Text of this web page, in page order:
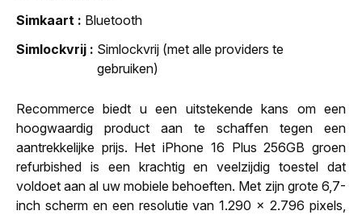
Simkaart
Bluetooth
Simlockvrij
Simlockvrij (met alle providers te
gebruiken)
Recommerce biedt u een uitstekende kans om een
hoogwaardig product aan te schaffen tegen een
aantrekkelijke prijs. Het iPhone 16 Plus 256GB groen
refurbished is een krachtig en veelzijdig toestel dat
voldoet aan al uw mobiele behoeften. Met zijn grote 6,7-
inch scherm en een resolutie van 1.290 x 2.796 pixels,